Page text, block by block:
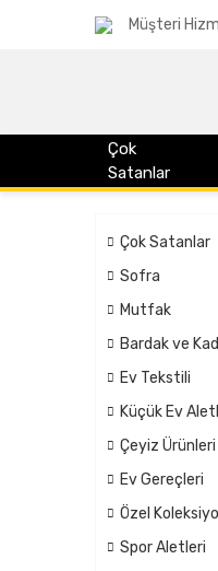
Müşteri
Çok
Satanlar
Çok Satanlar
Sofra
Mutfak
Bardak ve
Ev Tekstili
Küçük Ev
Çeyiz Ürünleri
Ev Gereçleri
Özel
Spor Aletleri